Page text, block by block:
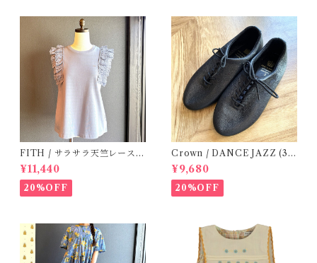
FITH / サラサラ天竺レースT
シャツ (BL) / 145・155
¥11,440
20%OFF
Crown / DANCE JAZZ (3:2
2cm / 6:24-24,5 ) Black
¥9,680
20%OFF